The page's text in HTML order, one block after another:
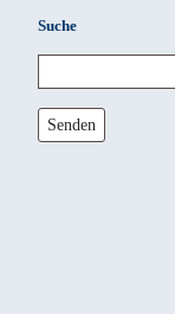
Suche
Senden